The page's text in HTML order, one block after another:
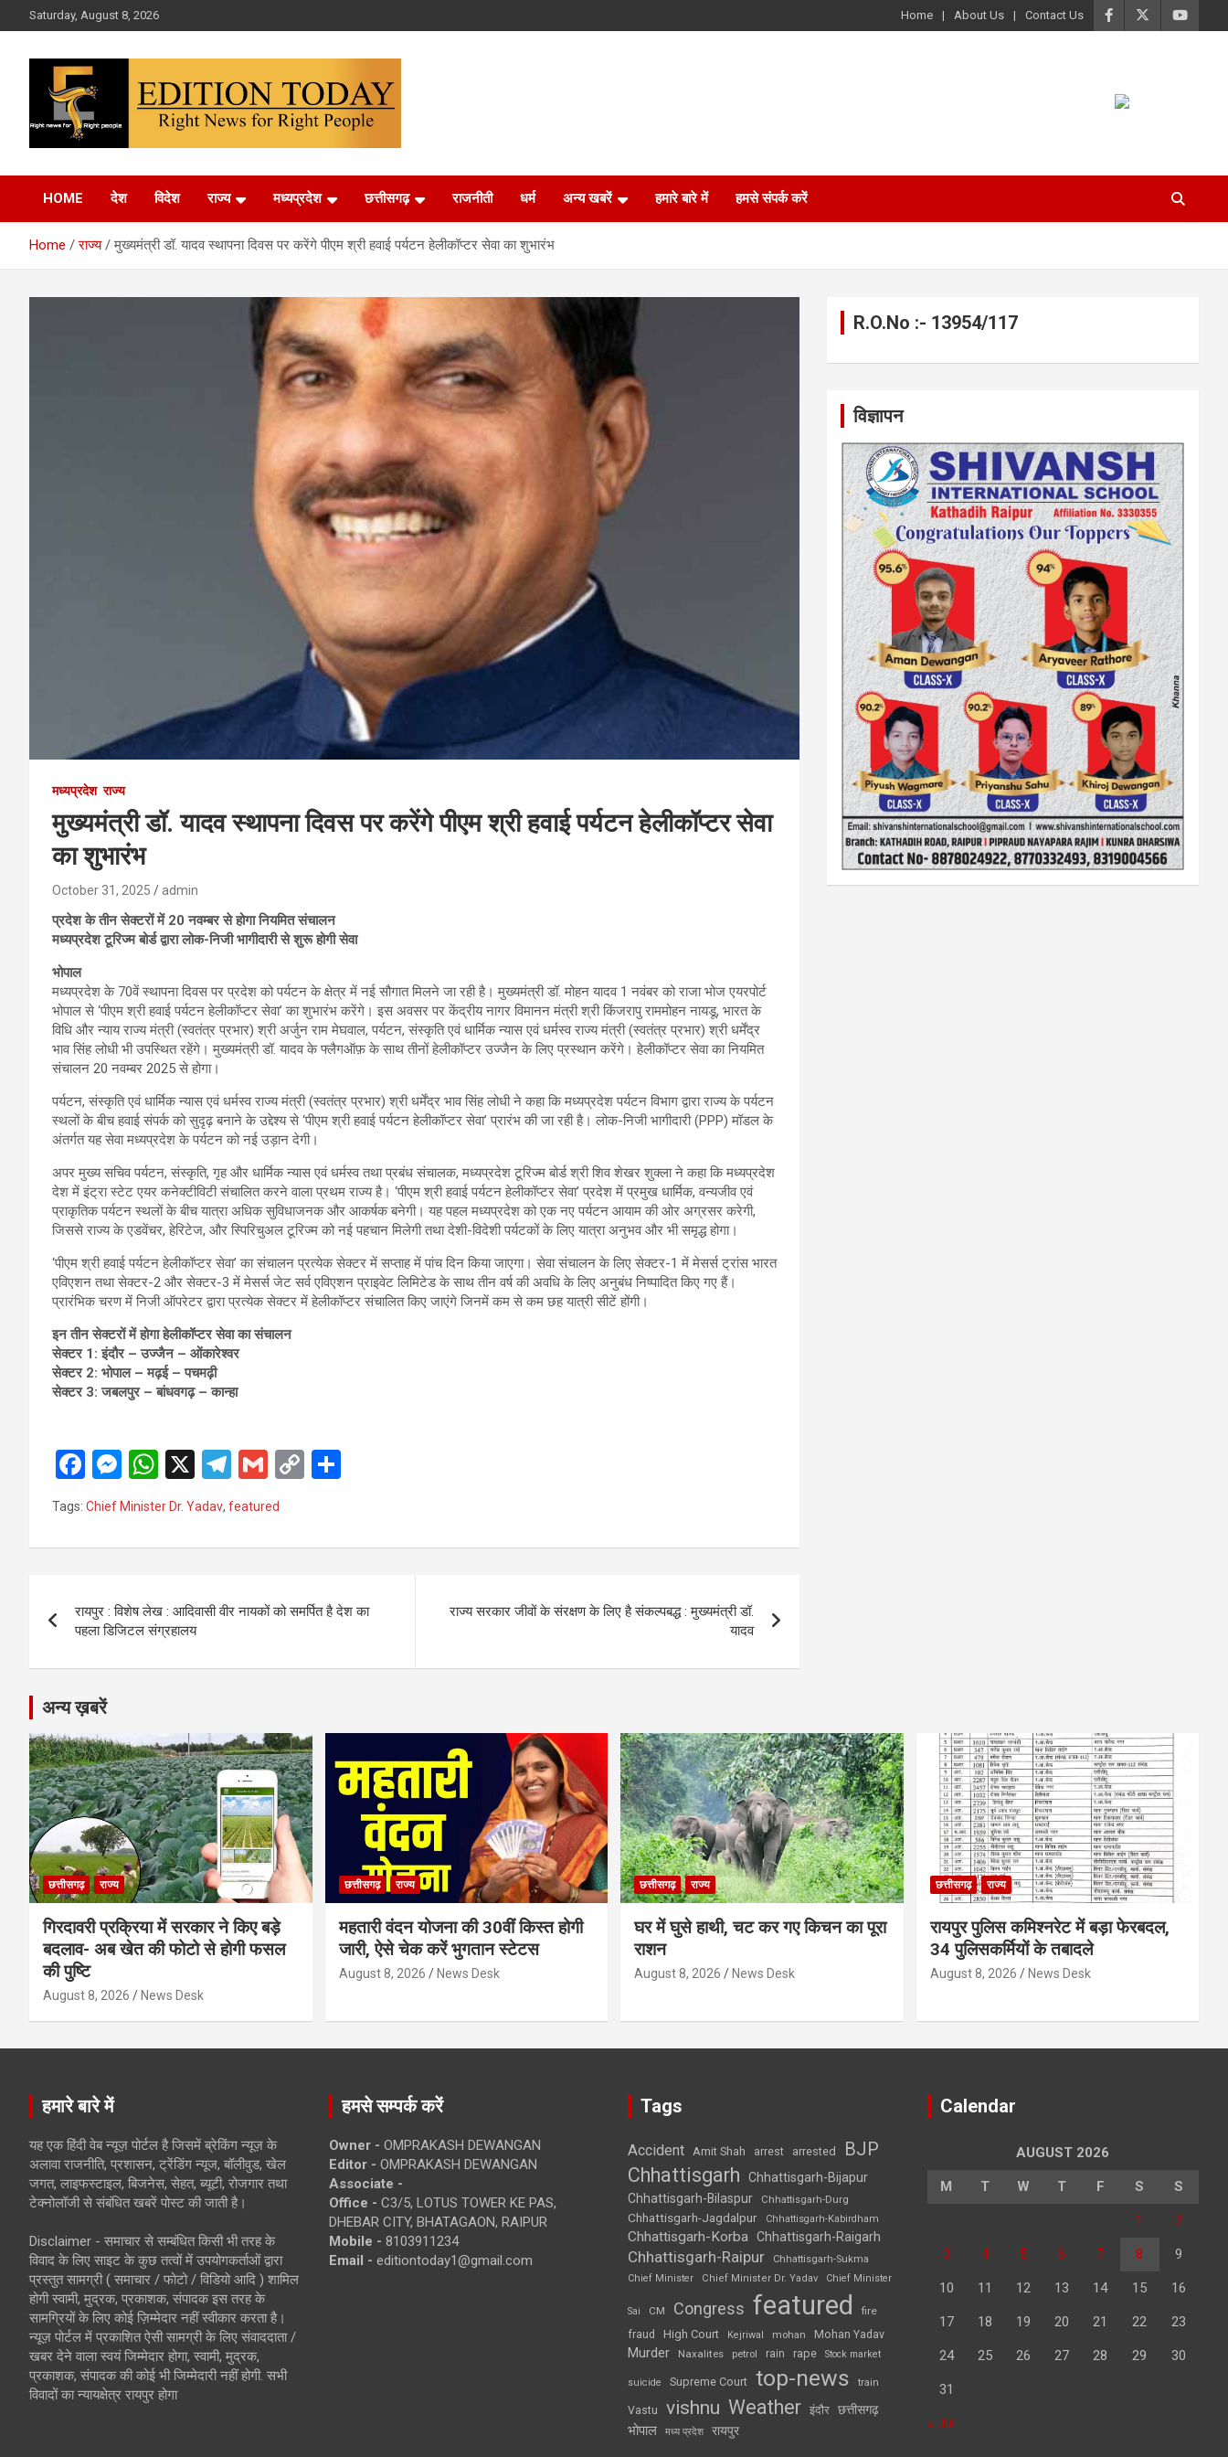
to
Saturday, August 8, 2026 Home About Us Contact Us
Edition Today
HOME देश विदेश राज्य मध्यप्रदेश छत्तीसगढ़ राजनीती धर्म अन्य खबरें हमारे बारे में हमसे संपर्क करें
Home राज्य मुख्यमंत्री डॉ. यादव स्थापना दिवस पर करेंगे पीएम श्री हवाई पर्यटन हेलीकॉप्टर सेवा का शुभारंभ
मध्यप्रदेश राज्य
मुख्यमंत्री डॉ. यादव स्थापना दिवस पर करेंगे पीएम श्री हवाई पर्यटन हेलीकॉप्टर सेवा
का शुभारंभ
October 31, 2025 admin
प्रदेश के तीन सेक्टरों में 20 नवम्बर से होगा नियमित संचालन
मध्यप्रदेश टूरिज्म बोर्ड द्वारा लोक-निजी भागीदारी से शुरू होगी सेवा
भोपाल
मध्यप्रदेश के 70वें स्थापना दिवस पर प्रदेश को पर्यटन के क्षेत्र में नई सौगात मिलने जा रही है। मुख्यमंत्री डॉ. मोहन यादव 1 नवंबर को राजा भोज एयरपोर्ट
भोपाल से ‘पीएम श्री हवाई पर्यटन हेलीकॉप्टर सेवा’ का शुभारंभ करेंगे। इस अवसर पर केंद्रीय नागर विमानन मंत्री श्री किंजरापु राममोहन नायडू, भारत के
विधि और न्याय राज्य मंत्री (स्वतंत्र प्रभार) श्री अर्जुन राम मेघवाल, पर्यटन, संस्कृति एवं धार्मिक न्यास एवं धर्मस्व राज्य मंत्री (स्वतंत्र प्रभार) श्री धर्मेंद्र
भाव सिंह लोधी भी उपस्थित रहेंगे। मुख्यमंत्री डॉ. यादव के फ्लैगऑफ़ के साथ तीनों हेलीकॉप्टर उज्जैन के लिए प्रस्थान करेंगे। हेलीकॉप्टर सेवा का नियमित
संचालन 20 नवम्बर 2025 से होगा।
पर्यटन, संस्कृति एवं धार्मिक न्यास एवं धर्मस्व राज्य मंत्री (स्वतंत्र प्रभार) श्री धर्मेंद्र भाव सिंह लोधी ने कहा कि मध्यप्रदेश पर्यटन विभाग द्वारा राज्य के पर्यटन
स्थलों के बीच हवाई संपर्क को सुदृढ़ बनाने के उद्देश्य से ‘पीएम श्री हवाई पर्यटन हेलीकॉप्टर सेवा’ प्रारंभ की जा रही है। लोक-निजी भागीदारी (PPP) मॉडल के
अंतर्गत यह सेवा मध्यप्रदेश के पर्यटन को नई उड़ान देगी।
अपर मुख्य सचिव पर्यटन, संस्कृति, गृह और धार्मिक न्यास एवं धर्मस्व तथा प्रबंध संचालक, मध्यप्रदेश टूरिज्म बोर्ड श्री शिव शेखर शुक्ला ने कहा कि मध्यप्रदेश
देश में इंट्रा स्टेट एयर कनेक्टीविटी संचालित करने वाला प्रथम राज्य है। ‘पीएम श्री हवाई पर्यटन हेलीकॉप्टर सेवा’ प्रदेश में प्रमुख धार्मिक, वन्यजीव एवं
प्राकृतिक पर्यटन स्थलों के बीच यात्रा अधिक सुविधाजनक और आकर्षक बनेगी। यह पहल मध्यप्रदेश को एक नए पर्यटन आयाम की ओर अग्रसर करेगी,
जिससे राज्य के एडवेंचर, हेरिटेज, और स्पिरिचुअल टूरिज्म को नई पहचान मिलेगी तथा देशी-विदेशी पर्यटकों के लिए यात्रा अनुभव और भी समृद्ध होगा।
‘पीएम श्री हवाई पर्यटन हेलीकॉप्टर सेवा’ का संचालन प्रत्येक सेक्टर में सप्ताह में पांच दिन किया जाएगा। सेवा संचालन के लिए सेक्टर-1 में मेसर्स ट्रांस भारत
एविएशन तथा सेक्टर-2 और सेक्टर-3 में मेसर्स जेट सर्व एविएशन प्राइवेट लिमिटेड के साथ तीन वर्ष की अवधि के लिए अनुबंध निष्पादित किए गए हैं।
प्रारंभिक चरण में निजी ऑपरेटर द्वारा प्रत्येक सेक्टर में हेलीकॉप्टर संचालित किए जाएंगे जिनमें कम से कम छह यात्री सीटें होंगी।
इन तीन सेक्टरों में होगा हेलीकॉप्टर सेवा का संचालन
सेक्टर 1: इंदौर – उज्जैन – ओंकारेश्वर
सेक्टर 2: भोपाल – मढ़ई – पचमढ़ी
सेक्टर 3: जबलपुर – बांधवगढ़ – कान्हा
F
a
ce
b
o
k
M
es
se
n
er
W
h
at
s
p
p
X
T
el
e
gr
m
G
m
ail
C
Li
k
e
Tags: Chief Minister Dr. Yadav, featured
navigation
रायपुर : विशेष लेख : आदिवासी वीर नायकों को समर्पित है देश का
पहला डिजिटल संग्रहालय
राज्य सरकार जीवों के संरक्षण के लिए है संकल्पबद्ध : मुख्यमंत्री डॉ.
यादव
R.O.No :- 13954/117
विज्ञापन
अन्य ख़बरें
छत्तीसगढ़ राज्य
गिरदावरी प्रक्रिया में सरकार ने किए बड़े
बदलाव- अब खेत की फोटो से होगी फसल
की पुष्टि
August 8, 2026 News Desk
छत्तीसगढ़ राज्य
महतारी वंदन योजना की 30वीं किस्त होगी
जारी, ऐसे चेक करें भुगतान स्टेटस
August 8, 2026 News Desk
छत्तीसगढ़ राज्य
घर में घुसे हाथी, चट कर गए किचन का पूरा
राशन
August 8, 2026 News Desk
छत्तीसगढ़ राज्य
रायपुर पुलिस कमिश्नरेट में बड़ा फेरबदल,
34 पुलिसकर्मियों के तबादले
August 8, 2026 News Desk
हमारे बारे में
यह एक हिंदी वेब न्यूज़ पोर्टल है जिसमें ब्रेकिंग न्यूज़ के
अलावा राजनीति, प्रशासन, ट्रेंडिंग न्यूज, बॉलीवुड, खेल
जगत, लाइफस्टाइल, बिजनेस, सेहत, ब्यूटी, रोजगार तथा
टेक्नोलॉजी से संबंधित खबरें पोस्ट की जाती है।
Disclaimer - समाचार से सम्बंधित किसी भी तरह के
विवाद के लिए साइट के कुछ तत्वों में उपयोगकर्ताओं द्वारा
प्रस्तुत सामग्री ( समाचार / फोटो / विडियो आदि ) शामिल
होगी स्वामी, मुद्रक, प्रकाशक, संपादक इस तरह के
सामग्रियों के लिए कोई ज़िम्मेदार नहीं स्वीकार करता है।
न्यूज़ पोर्टल में प्रकाशित ऐसी सामग्री के लिए संवाददाता /
खबर देने वाला स्वयं जिम्मेदार होगा, स्वामी, मुद्रक,
प्रकाशक, संपादक की कोई भी जिम्मेदारी नहीं होगी. सभी
विवादों का न्यायक्षेत्र रायपुर होगा
हमसे सम्पर्क करें
Owner - OMPRAKASH DEWANGAN
Editor - OMPRAKASH DEWANGAN
Associate -
Office - C3/5, LOTUS TOWER KE PAS,
DHEBAR CITY, BHATAGAON, RAIPUR
Mobile - 8103911234
Email - editiontoday1@gmail.com
Tags
Accident Amit Shah arrest arrested BJP
Chhattisgarh
Chhattisgarh-Bijapur
Chhattisgarh-Bilaspur
Chhattisgarh-Durg
Chhattisgarh-Jagdalpur Chhattisgarh-Kabirdham
Chhattisgarh-Korba Chhattisgarh-Raigarh
Chhattisgarh-Raipur
Chhattisgarh-Sukma
Chief Minister
Chief Minister Dr. Yadav Chief Minister
Sai CM Congress featured
fire
fraud
High Court Kejriwal mohan Mohan Yadav
Murder Naxalites petrol rain rape Stock market
suicide Supreme Court top-news train
Vastu vishnu Weather इंदौर छत्तीसगढ़
भोपाल मध्य प्रदेश रायपुर
Calendar
AUGUST 2026
M T W T F S S
1 2
3 4 5 6 7 8 9
10 11 12 13 14 15 16
17 18 19 20 21 22 23
24 25 26 27 28 29 30
31
« Jul